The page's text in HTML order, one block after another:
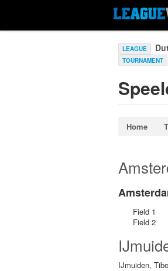
LEAGUE
TOURNAMENT
Home
Field 1
Field 2
IJmuiden,